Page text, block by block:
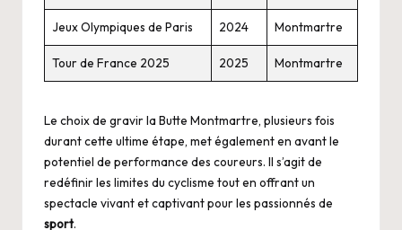
Jeux Olympiques de Paris 2024 Montmartre
Tour de France 2025 2025 Montmartre
Le choix de gravir la Butte Montmartre, plusieurs fois
durant cette ultime étape, met également en avant le
potentiel de performance des coureurs. Il s’agit de
redéfinir les limites du cyclisme tout en offrant un
spectacle vivant et captivant pour les passionnés de
sport.